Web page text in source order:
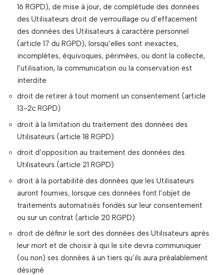
16 RGPD), de mise à jour, de complétude des données
des Utilisateurs droit de verrouillage ou d’effacement
des données des Utilisateurs à caractère personnel
(article 17 du RGPD), lorsqu’elles sont inexactes,
incomplètes, équivoques, périmées, ou dont la collecte,
l’utilisation, la communication ou la conservation est
interdite
droit de retirer à tout moment un consentement (article
13-2c RGPD)
droit à la limitation du traitement des données des
Utilisateurs (article 18 RGPD)
droit d’opposition au traitement des données des
Utilisateurs (article 21 RGPD)
droit à la portabilité des données que les Utilisateurs
auront fournies, lorsque ces données font l’objet de
traitements automatisés fondés sur leur consentement
ou sur un contrat (article 20 RGPD)
droit de définir le sort des données des Utilisateurs après
leur mort et de choisir à qui le site devra communiquer
(ou non) ses données à un tiers qu’ils aura préalablement
désigné